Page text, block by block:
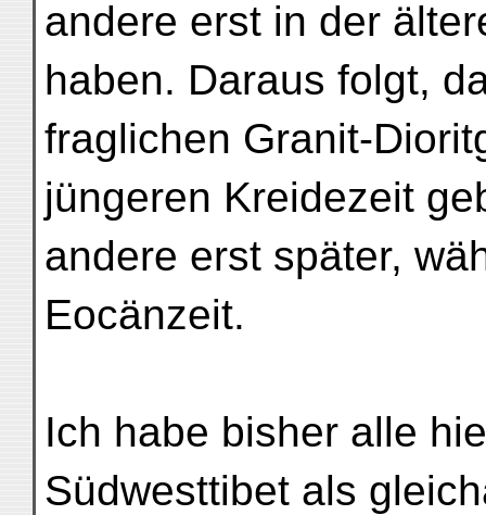
andere erst in der
haben. Daraus folgt,
fraglichen Granit-
jüngeren Kreidezeit
andere erst später,
Eocänzeit.
Ich habe bisher alle
Südwesttibet als